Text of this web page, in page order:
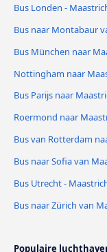
Bus Londen -
Bus naar Montabaur
Bus München naar
Nottingham naar
Bus Parijs naar
Roermond naar
Bus van Rotterdam
Bus naar Sofia van
Bus Utrecht -
Bus naar Zürich van
Populaire